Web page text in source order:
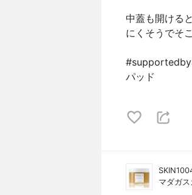
中蓋も開ける
にくそうでそ
パッド
マダガ